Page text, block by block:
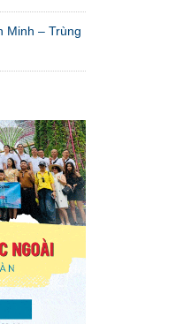
Minh – Trùng